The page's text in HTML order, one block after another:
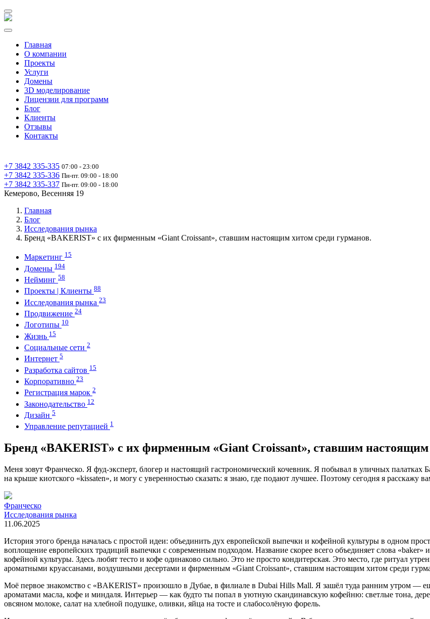
Главная
О компании
Проекты
Услуги
Домены
3D моделирование
Лицензии для программ
Блог
Клиенты
Отзывы
Контакты
+7 3842 335‑335 07:00 - 23:00
+7 3842 335‑336 Пн-пт. 09:00 - 18:00
+7 3842 335‑337 Пн-пт. 09:00 - 18:00
Кемерово, Весенняя 19
Главная
Блог
Исследования рынка
Бренд «BAKERIST» с их фирменным «Giant Croissant», ставшим настоящим хитом среди гурманов.
Маркетинг 15
Домены 194
Нейминг 58
Проекты | Клиенты 88
Исследования рынка 23
Продвижение 24
Логотипы 10
Жизнь 15
Социальные сети 2
Интернет 5
Разработка сайтов 15
Корпоративно 23
Регистрация марок 2
Законодательство 12
Дизайн 5
Управление репутацией 1
Бренд «BAKERIST» с их фирменным «Giant Croissant», ставшим настоящим
Меня зовут Франческо. Я фуд-эксперт, блогер и настоящий гастрономический кочевник. Я побывал в уличных
на крыше киотского «kissaten», и могу с уверенностью сказать: я знаю, где подают лучшее. Поэтому сегодня я
Франческо
Исследования рынка
11.06.2025
История этого бренда началась с простой идеи: объединить дух европейской выпечки и кофейной культуры в одном
воплощение европейских традиций выпечки с современным подходом. Название скорее всего объединяет слова «baker»
кофейной культуры. Здесь любят тесто и кофе одинаково сильно. Это не просто кондитерская. Это место, где ритуал
ароматными круассанами, воздушными десертами и фирменным «Giant Croissant», ставшим настоящим хитом среди
Моё первое знакомство с «BAKERIST» произошло в Дубае, в филиале в Dubai Hills Mall. Я зашёл туда ранним утром —
ароматами масла, кофе и миндаля. Интерьер — как будто ты попал в уютную скандинавскую кофейню: светлые тона,
овсяном молоке, салат на хлебной подушке, оливки, яйца на тосте и слабосолёную форель.